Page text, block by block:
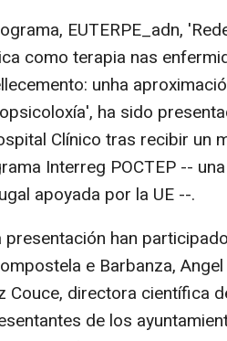
EUTERPE_adn,
como terapia nas
unha
ha sido
Clínico tras recibir un
Interreg POCTEP --
apoyada por la UE --.
presentación han
e Barbanza,
Couce, directora científica
de los